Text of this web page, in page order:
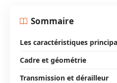
Sommaire
Les caractéristiques
Cadre et géométrie
Transmission et dérailleur